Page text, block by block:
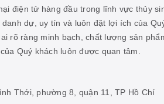
điện tử hàng đầu trong lĩnh vực thủy
dự, uy tín và luôn đặt lợi ích của
rõ ràng minh bạch, chất lượng sản
Quý khách luôn được quan tâm.
Thới, phường 8, quận 11, TP Hồ Chí